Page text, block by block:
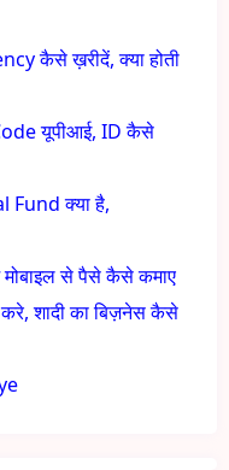
कैसे ख़रीदें, क्या होती
यूपीआई, ID कैसे
Fund क्या है,
से पैसे कैसे कमाए
शादी का बिज़नेस कैसे